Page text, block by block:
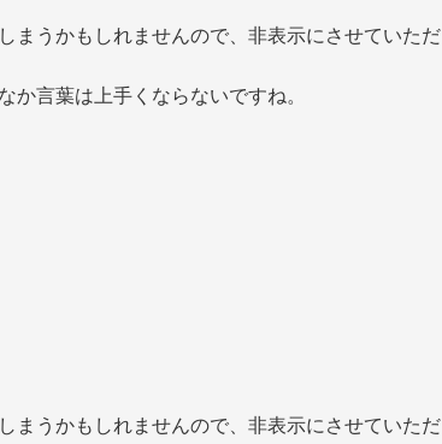
まうかもしれませんので、非表示にさせていただ
か言葉は上手くならないですね。
まうかもしれませんので、非表示にさせていただ